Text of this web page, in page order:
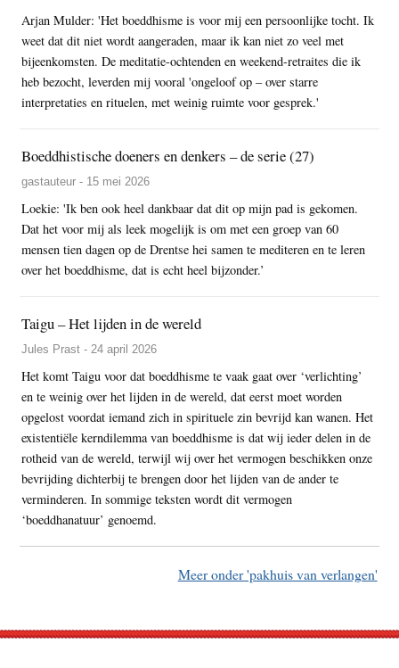
Arjan Mulder: 'Het boeddhisme is voor mij een persoonlijke tocht. Ik
weet dat dit niet wordt aangeraden, maar ik kan niet zo veel met
bijeenkomsten. De meditatie-ochtenden en weekend-retraites die ik
heb bezocht, leverden mij vooral 'ongeloof op – over starre
interpretaties en rituelen, met weinig ruimte voor gesprek.'
Boeddhistische doeners en denkers – de serie (27)
gastauteur - 15 mei 2026
Loekie: 'Ik ben ook heel dankbaar dat dit op mijn pad is gekomen.
Dat het voor mij als leek mogelijk is om met een groep van 60
mensen tien dagen op de Drentse hei samen te mediteren en te leren
over het boeddhisme, dat is echt heel bijzonder.’
Taigu – Het lijden in de wereld
Jules Prast - 24 april 2026
Het komt Taigu voor dat boeddhisme te vaak gaat over ‘verlichting’
en te weinig over het lijden in de wereld, dat eerst moet worden
opgelost voordat iemand zich in spirituele zin bevrijd kan wanen. Het
existentiële kerndilemma van boeddhisme is dat wij ieder delen in de
rotheid van de wereld, terwijl wij over het vermogen beschikken onze
bevrijding dichterbij te brengen door het lijden van de ander te
verminderen. In sommige teksten wordt dit vermogen
‘boeddhanatuur’ genoemd.
Meer onder 'pakhuis van verlangen'